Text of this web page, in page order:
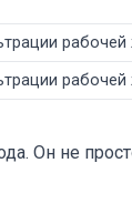
Он не